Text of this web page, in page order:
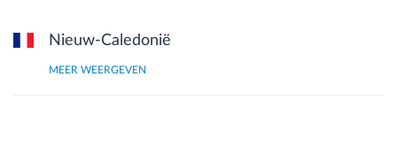
Nieuw-Caledonië
MEER WEERGEVEN